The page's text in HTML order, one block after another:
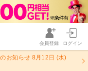
会員登録 ログイン
お知らせ 8月12日 (水)